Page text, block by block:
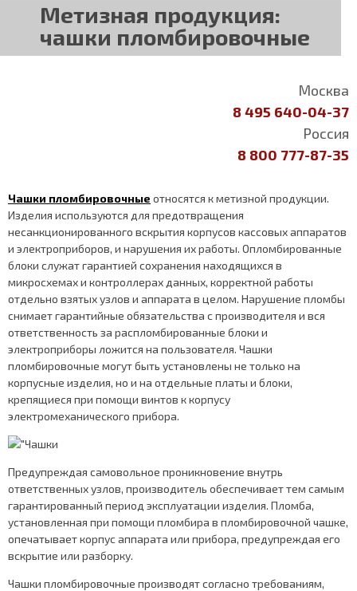
Метизная продукция:
чашки пломбировочные
Москва
8 495 640-04-37
Россия
8 800 777-87-35
Чашки пломбировочные относятся к метизной продукции.
Изделия используются для предотвращения
несанкционированного вскрытия корпусов кассовых аппаратов
и электроприборов, и нарушения их работы. Опломбированные
блоки служат гарантией сохранения находящихся в
микросхемах и контроллерах данных, корректной работы
отдельно взятых узлов и аппарата в целом. Нарушение пломбы
снимает гарантийные обязательства с производителя и вся
ответственность за распломбированные блоки и
электроприборы ложится на пользователя. Чашки
пломбировочные могут быть установлены не только на
корпусные изделия, но и на отдельные платы и блоки,
крепящиеся при помощи винтов к корпусу
электромеханического прибора.
Предупреждая самовольное проникновение внутрь
ответственных узлов, производитель обеспечивает тем самым
гарантированный период эксплуатации изделия. Пломба,
установленная при помощи пломбира в пломбировочной чашке,
опечатывает корпус аппарата или прибора, предупреждая его
вскрытие или разборку.
Чашки пломбировочные производят согласно требованиям,